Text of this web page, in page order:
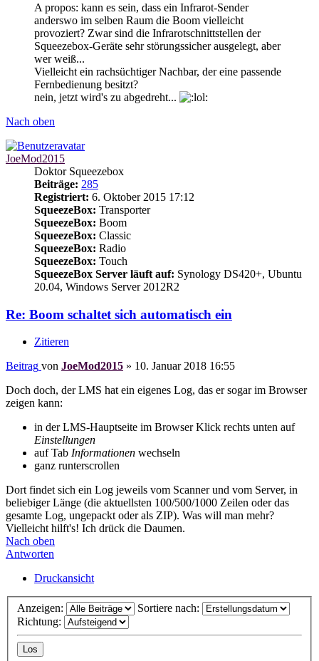
A propos: kann es sein, dass ein Infrarot-Sender
anderswo im selben Raum die Boom vielleicht
provoziert? Zwar sind die Infrarotschnittstellen der
Squeezebox-Geräte sehr störungssicher ausgelegt, aber
wer weiß...
Vielleicht ein rachsüchtiger Nachbar, der eine passende
Fernbedienung besitzt?
nein, jetzt wird's zu abgedreht...
Nach oben
JoeMod2015
Doktor Squeezebox
Beiträge: 285
Registriert: 6. Oktober 2015 17:12
SqueezeBox: Transporter
SqueezeBox: Boom
SqueezeBox: Classic
SqueezeBox: Radio
SqueezeBox: Touch
SqueezeBox Server läuft auf: Synology DS420+, Ubuntu
20.04, Windows Server 2012R2
Re: Boom schaltet sich automatisch ein
Zitieren
Beitrag von JoeMod2015 » 10. Januar 2018 16:55
Doch doch, der LMS hat ein eigenes Log, das er sogar im Browser
zeigen kann:
in der LMS-Hauptseite im Browser Klick rechts unten auf
Einstellungen
auf Tab Informationen wechseln
ganz runterscrollen
Dort findet sich ein Log jeweils vom Scanner und vom Server, in
beliebiger Länge (die aktuellsten 100/500/1000 Zeilen oder das
gesamte Log, ungepackt oder als ZIP). Was will man mehr?
Vielleicht hilft's! Ich drück die Daumen.
Nach oben
Antworten
Druckansicht
Anzeigen:
Sortiere nach:
Richtung: